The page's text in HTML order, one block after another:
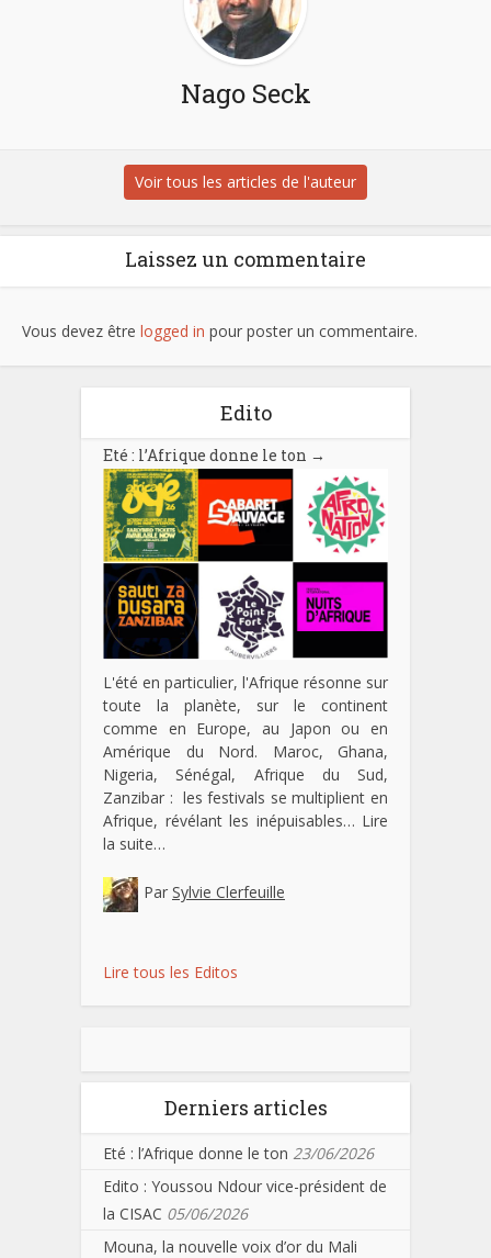
Nago Seck
Voir tous les articles de l'auteur
Laissez un commentaire
Vous devez être logged in pour poster un commentaire.
Edito
Eté : l’Afrique donne le ton →
L'été en particulier, l'Afrique résonne sur
toute la planète, sur le continent
comme en Europe, au Japon ou en
Amérique du Nord. Maroc, Ghana,
Nigeria, Sénégal, Afrique du Sud,
Zanzibar : les festivals se multiplient en
Afrique, révélant les inépuisables… Lire
la suite…
Par Sylvie Clerfeuille
Lire tous les Editos
Derniers articles
Eté : l’Afrique donne le ton 23/06/2026
Edito : Youssou Ndour vice-président de
la CISAC 05/06/2026
Mouna, la nouvelle voix d’or du Mali